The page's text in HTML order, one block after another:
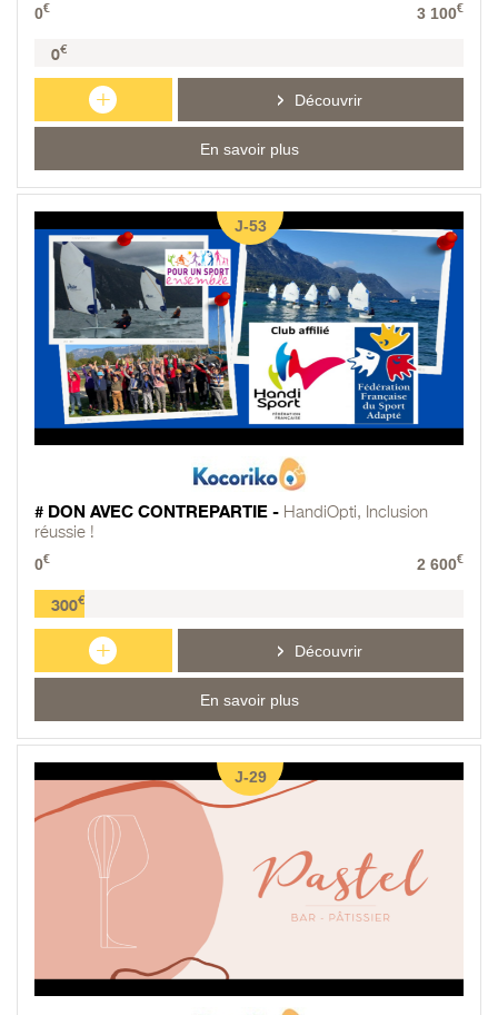
0€ 3 100€
0€
+ Découvrir
En savoir plus
J-53
# DON AVEC CONTREPARTIE - HandiOpti, Inclusion
réussie !
0€ 2 600€
300€
+ Découvrir
En savoir plus
J-29